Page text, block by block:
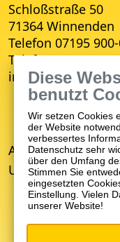
Aktuelles
Unser
Schloßstraße 50
71364 Winnenden
Telefon 07195
Telefax 07195
info@zfp-
Diese
benutzt
Wir setzen Cookies
der Website
verbessertes
Datenschutz sehr
über den Umfang
Stimmen Sie
eingesetzten
Einstellung. Vielen
unserer Website!